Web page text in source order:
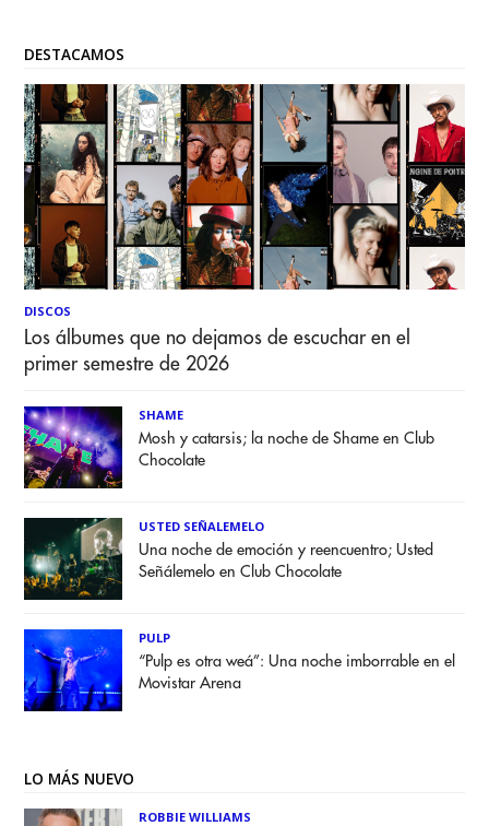
DESTACAMOS
DISCOS
Los álbumes que no dejamos de escuchar en el
primer semestre de 2026
SHAME
Mosh y catarsis; la noche de Shame en Club
Chocolate
USTED SEÑALEMELO
Una noche de emoción y reencuentro; Usted
Señálemelo en Club Chocolate
PULP
“Pulp es otra weá”: Una noche imborrable en el
Movistar Arena
LO MÁS NUEVO
ROBBIE WILLIAMS